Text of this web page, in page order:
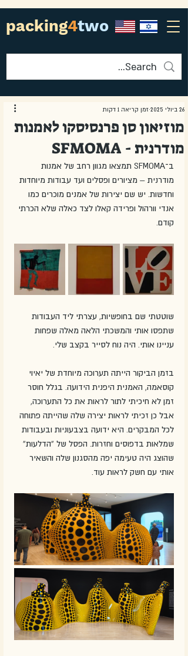
packing4two
מוזיאון סן פרנסיסקו לאמנות
מודרנית - SFMOMA
26 ביולי 2025 זמן קריאה 1 דקות
ב־SFMOMA תמצאו מגוון רחב של אמנות
מודרנית – מציורים ופסלים ועד עבודות מיוחדות
וחדשות. יש שם יצירות של אמנים מוכרים כמו
אנדי וורהול ופרידה קאלו לצד כאלה שלא הכרתי
קודם.
שוטטתי שם בחופשיות, עצרתי ליד העבודות
שתפסו אותי והמשכתי הלאה מאלה שפחות
עניינו אותי. היה נוח לסייר בקצב שלי.
בזמן הביקור הייתה תערוכה מיוחדת של יאיוי
קוסאמה, האמנית היפנית הידועה. בגלל חוסר
זמן לא חיכיתי לתור לראות את כל התערוכה,
אבל כן זכיתי לראות יצירה שלה שהייתה פתוחה
לכל המבקרים. היא ידועה בצבעוניות ובעבודות
שמלאות בדפוסים וחזרות. הפסל של “הדלעות”
שהוצג היה טעימה יפה מהסגנון שלה והשאיר
אותי עם חשק לראות עוד.